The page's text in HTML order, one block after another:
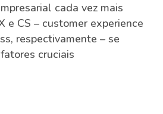
cada vez mais
e CS – customer experience
respectivamente – se
cruciais